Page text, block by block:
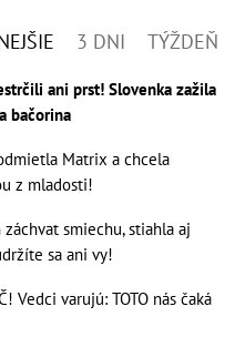
3 DNI TÝŽDEŇ
ani prst! Slovenka zažila
bačorina
Matrix a chcela
z mladosti!
smiechu, stiahla aj
sa ani vy!
Vedci varujú: TOTO nás čaká